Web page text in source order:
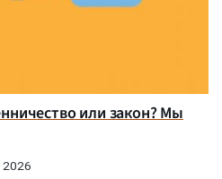
или закон? Мы
2026